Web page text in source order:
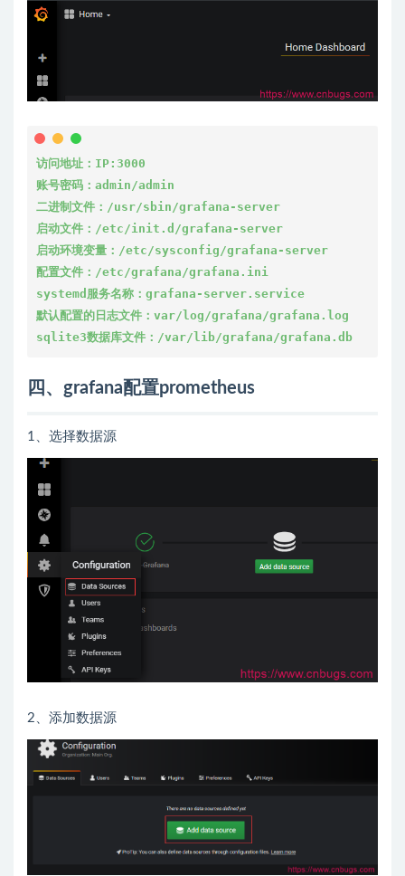
访问地址：IP:3000
账号密码：admin/admin
二进制文件：/usr/sbin/grafana-server
启动文件：/etc/init.d/grafana-server
启动环境变量：/etc/sysconfig/grafana-server
配置文件：/etc/grafana/grafana.ini
systemd服务名称：grafana-server.service
默认配置的日志文件：var/log/grafana/grafana.log
sqlite3数据库文件：/var/lib/grafana/grafana.db
四、grafana配置prometheus
1、选择数据源
2、添加数据源